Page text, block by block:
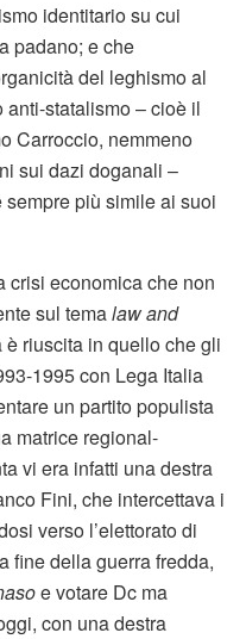
identitario su cui
padano; e che
del leghismo al
statalismo – cioè il
Carroccio, nemmeno
sui dazi doganali –
più simile ai suoi
crisi economica che non
sul temalaw and
riuscita in quello che gli
1995 con Lega Italia
un partito populista
matrice regional-
vi era infatti una destra
Fini, che intercettava i
verso l’elettorato di
fine della guerra fredda,
e votare Dc ma
con una destra